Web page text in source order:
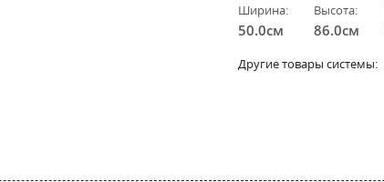
Ширина:
50.0см
Высота:
86.0см
Другие товары системы: